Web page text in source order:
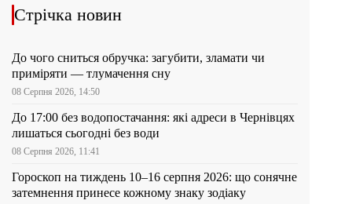
Стрічка новин
До чого сниться обручка: загубити, зламати чи
приміряти — тлумачення сну
08 Серпня 2026, 14:50
До 17:00 без водопостачання: які адреси в Чернівцях
лишаться сьогодні без води
08 Серпня 2026, 11:41
Гороскоп на тиждень 10–16 серпня 2026: що сонячне
затемнення принесе кожному знаку зодіаку